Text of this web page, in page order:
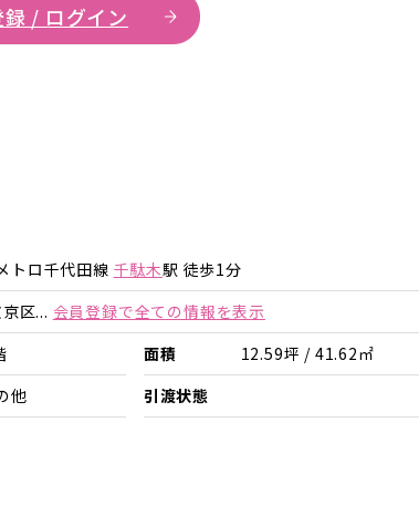
/ ログイン
詳細を見る
トロ千代田線 千駄木駅 徒歩1分
区... 会員登録で全ての情報を表示
面積
12.59坪 / 41.62㎡
他 引渡状態